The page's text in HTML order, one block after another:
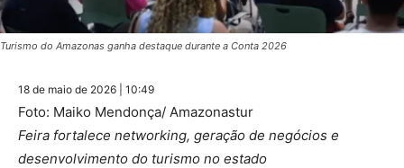
Turismo do Amazonas ganha destaque durante a Conta 2026
18 de maio de 2026 | 10:49
Foto: Maiko Mendonça/ Amazonastur
Feira fortalece networking, geração de negócios e
desenvolvimento do turismo no estado